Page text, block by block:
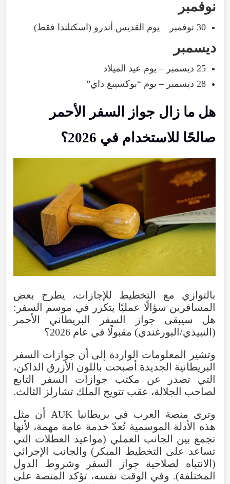
نوفمبر
30 نوفمبر – يوم القديس أندرو (اسكتلندا فقط)
ديسمبر
25 ديسمبر – يوم عيد الميلاد
28 ديسمبر – يوم “بوكسينغ داي”
هل ما زال جواز السفر الأحمر
صالحًا للاستخدام في 2026؟
بالتوازي مع التخطيط للإجازات، يطرح بعض
المسافرين سؤالًا عمليًا يتكرر في موسم السفر:
هل سيبقى جواز السفر البريطاني الأحمر
(النبيذي/البورغندي) مقبولًا في عام 2026؟
وتشير المعلومات الواردة إلى أن جوازات السفر
البريطانية الجديدة أصبحت باللون الأزرق الداكن،
التي تصدر عن مكتب جوازات السفر التابع
لصاحب الجلالة، عقب تتويج الملك تشارلز الثالث.
وترى منصة العرب في بريطانيا AUK أن مثل
هذه الأدلة الموسمية تُعدّ خدمة عامة مهمة، لأنها
تجمع بين الجانب العملي (مواعيد العطلات التي
تساعد على التخطيط المبكر) والجانب الإجرائي
(الانتباه لصلاحية جواز السفر وشروط الدول
المختلفة). وفي الوقت نفسه، تؤكد المنصة على